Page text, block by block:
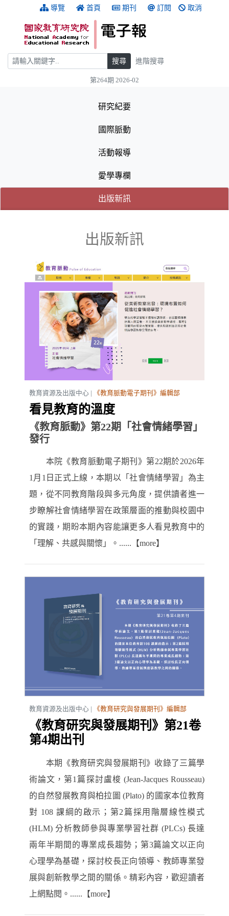
跳到主要內容 導覽 首頁 期刊 訂閱 取消
搜尋 搜尋 進階搜尋
第264期 2026-02
研究紀要
國際脈動
活動報導
愛學專欄
出版新訊
出版新訊
教育資源及出版中心 | 《教育脈動電子期刊》編輯部
看見教育的溫度
《教育脈動》第22期「社會情緒學習」
發行
本院《教育脈動電子期刊》第22期於2026年
1月1日正式上線，本期以「社會情緒學習」為主
題，從不同教育階段與多元角度，提供讀者進一
步瞭解社會情緒學習在政策層面的推動與校園中
的實踐，期盼本期內容能讓更多人看見教育中的
「理解、共感與關懷」。......【more】
教育資源及出版中心 | 《教育研究與發展期刊》編輯部
《教育研究與發展期刊》第21卷
第4期出刊
本期《教育研究與發展期刊》收錄了三篇學
術論文，第1篇探討盧梭 (Jean-Jacques Rousseau)
的自然發展教育與柏拉圖 (Plato) 的國家本位教育
對 108 課綱的啟示；第2篇採用階層線性模式
(HLM) 分析教師參與專業學習社群 (PLCs) 長達
兩年半期間的專業成長趨勢；第3篇論文以正向
心理學為基礎，探討校長正向領導、教師專業發
展與創新教學之間的關係。精彩內容，歡迎讀者
上網點閱。......【more】